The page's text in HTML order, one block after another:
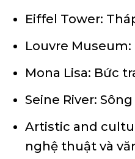
Eiffel Tower:
Louvre
Mona Lisa: Bức
Seine River:
Artistic and
nghệ thuật và